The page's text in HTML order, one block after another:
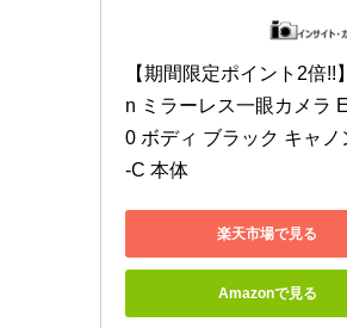
【期間限定ポイント2倍!!
n ミラーレス一眼カメラ
0 ボディ ブラック キャノ
-C 本体
楽天市場で見る
Amazonで見る